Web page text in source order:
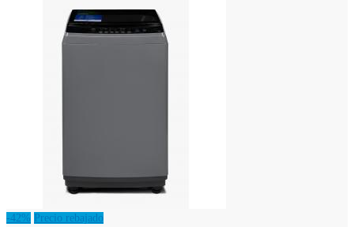
-42% Precio rebajado